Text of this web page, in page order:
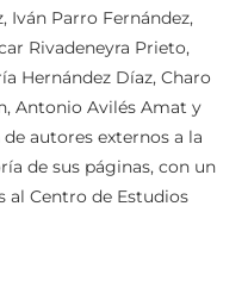
Iván Parro Fernández,
Rivadeneyra Prieto,
Hernández Díaz, Charo
Antonio Avilés Amat y
autores externos a la
de sus páginas, con un
al Centro de Estudios